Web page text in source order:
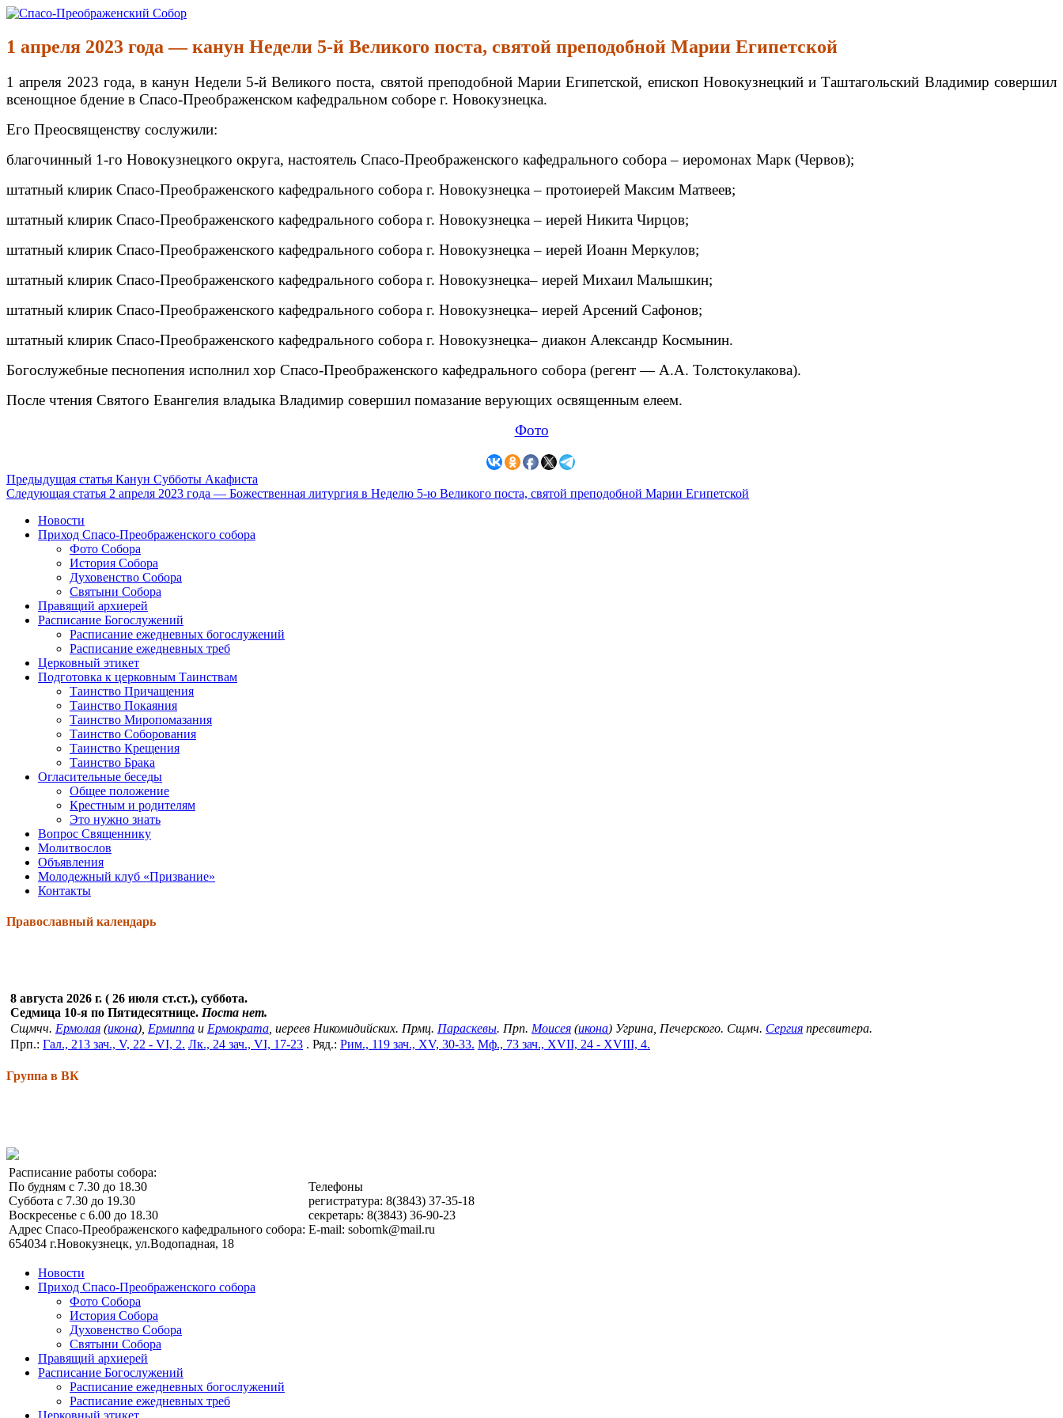
Перейти
содержимому
Спасо-Преображенский Собор
Спасо-Преображенский кафедральный Собор Новокузнецк
1 апреля 2023 года — канун Недели 5-й Великого поста, святой преподобной Марии Египетской
1 апреля 2023 года, в канун Недели 5-й Великого поста, святой преподобной Марии Египетской, епископ Новокузнецкий и Таштагольский Владимир совершил
всенощное бдение в Спасо-Преображенском кафедральном соборе г. Новокузнецка.
Его Преосвященству сослужили:
благочинный 1-го Новокузнецкого округа, настоятель Спасо-Преображенского кафедрального собора – иеромонах Марк (Червов);
штатный клирик Спасо-Преображенского кафедрального собора г. Новокузнецка – протоиерей Максим Матвеев;
штатный клирик Спасо-Преображенского кафедрального собора г. Новокузнецка – иерей Никита Чирцов;
штатный клирик Спасо-Преображенского кафедрального собора г. Новокузнецка – иерей Иоанн Меркулов;
штатный клирик Спасо-Преображенского кафедрального собора г. Новокузнецка– иерей Михаил Малышкин;
штатный клирик Спасо-Преображенского кафедрального собора г. Новокузнецка– иерей Арсений Сафонов;
штатный клирик Спасо-Преображенского кафедрального собора г. Новокузнецка– диакон Александр Космынин.
Богослужебные песнопения исполнил хор Спасо-Преображенского кафедрального собора (регент — А.А. Толстокулакова).
После чтения Святого Евангелия владыка Владимир совершил помазание верующих освященным елеем.
Фото
Продолжить
чтение
Предыдущая статья Канун Субботы Акафиста
Следующая статья 2 апреля 2023 года — Божественная литургия в Неделю 5-ю Великого поста, святой преподобной Марии Египетской
Новости
Приход Спасо-Преображенского собора
Фото Собора
История Собора
Духовенство Собора
Святыни Собора
Правящий архиерей
Расписание Богослужений
Расписание ежедневных богослужений
Расписание ежедневных треб
Церковный этикет
Подготовка к церковным Таинствам
Таинство Причащения
Таинство Покаяния
Таинство Миропомазания
Таинство Соборования
Таинство Крещения
Таинство Брака
Огласительные беседы
Общее положение
Крестным и родителям
Это нужно знать
Вопрос Священнику
Молитвослов
Объявления
Молодежный клуб «Призвание»
Контакты
Православный календарь
8 августа 2026 г. ( 26 июля ст.ст.), суббота.
Седмица 10-я по Пятидесятнице. Поста нет.
Сщмчч. Ермолая (икона), Ермиппа и Ермократа , иереев Никомидийских. Прмц. Параскевы. Прп. Моисея (икона) Угрина, Печерского. Сщмч. Сергия пресвитера.
Прп.: Гал., 213 зач., V, 22 - VI, 2. Лк., 24 зач., VI, 17-23 . Ряд.: Рим., 119 зач., XV, 30-33. Мф., 73 зач., XVII, 24 - XVIII, 4.
Группа в ВК
Расписание работы собора:
По будням с 7.30 до 18.30
Суббота с 7.30 до 19.30
Воскресенье с 6.00 до 18.30
Адрес Спасо-Преображенского кафедрального собора:
654034 г.Новокузнецк, ул.Водопадная, 18
Телефоны
регистратура: 8(3843) 37-35-18
секретарь: 8(3843) 36-90-23
E-mail: sobornk@mail.ru
Новости
Приход Спасо-Преображенского собора
Фото Собора
История Собора
Духовенство Собора
Святыни Собора
Правящий архиерей
Расписание Богослужений
Расписание ежедневных богослужений
Расписание ежедневных треб
Церковный этикет